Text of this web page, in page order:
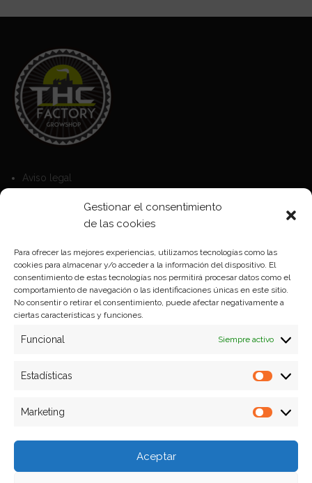
Gestionar el consentimiento
de las cookies
Para ofrecer las mejores experiencias, utilizamos tecnologías como las
cookies para almacenar y/o acceder a la información del dispositivo. El
consentimiento de estas tecnologías nos permitirá procesar datos como el
comportamiento de navegación o las identificaciones únicas en este sitio.
No consentir o retirar el consentimiento, puede afectar negativamente a
ciertas características y funciones.
Funcional Siempre activo
Estadísticas
Marketing
Aceptar
Aviso legal
Política de privacidad
Formas de pago
Plazos y condiciones de envio
Politica de devoluciones